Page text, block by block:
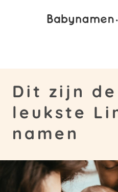
Dit zijn de
leukste
namen